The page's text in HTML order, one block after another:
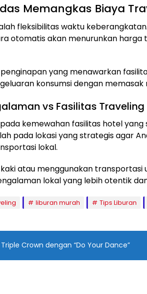
Memangkas Biaya
fleksibilitas waktu
otomatis akan menurunkan
yang menawarkan
konsumsi dengan memasak
vs Fasilitas Traveling
kemewahan fasilitas hotel
pada lokasi yang strategis agar
lokal.
atau menggunakan transportasi
lokal yang lebih otentik
liburan murah Tips Liburan
Triple Crown dengan “Do Your Dance”